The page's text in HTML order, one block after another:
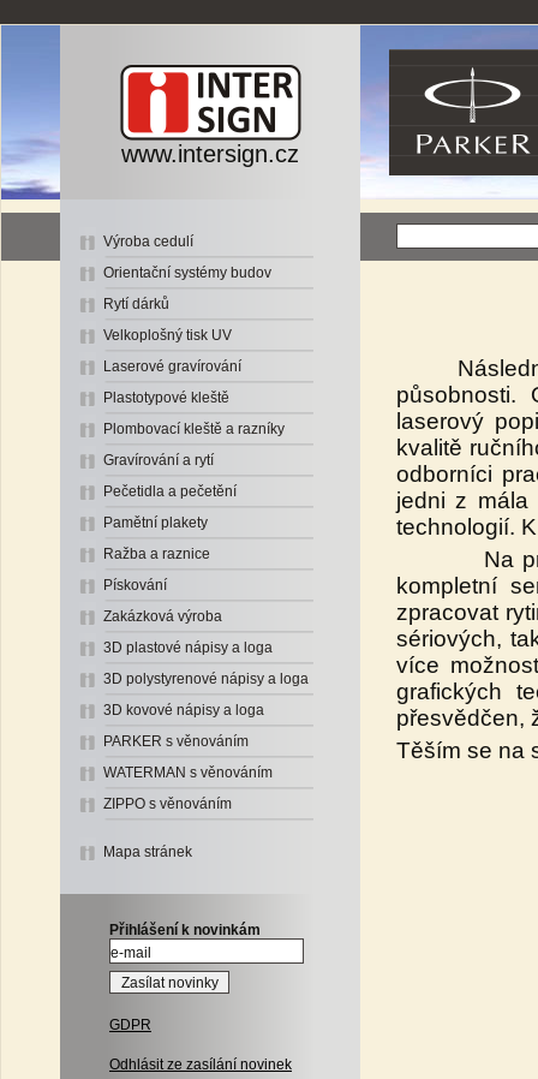
www.intersign.cz
Výroba cedulí
Orientační systémy budov
Rytí dárků
Velkoplošný tisk UV
Laserové gravírování
Plastotypové kleště
Plombovací kleště a razníky
Gravírování a rytí
Pečetidla a pečetění
Pamětní plakety
Ražba a raznice
Pískování
Zakázková výroba
3D plastové nápisy a loga
3D polystyrenové nápisy a loga
3D kovové nápisy a loga
PARKER s věnováním
WATERMAN s věnováním
ZIPPO s věnováním
Mapa stránek
Přihlášení k novinkám
GDPR
Odhlásit ze zasílání novinek
Následná
působnosti.
laserový
kvalitě
odborníci
jedni z mála
technologií.
Na
kompletní
zpracovat
sériových,
více
grafických
přesvědčen,
Těším se na